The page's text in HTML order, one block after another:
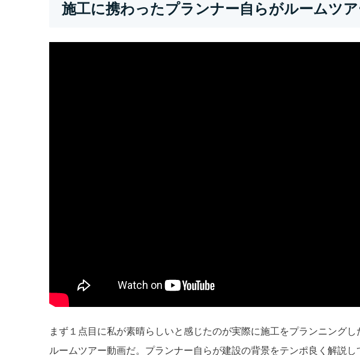
施工に携わったプランナー自らがルームツ
まず１点目に私が素晴らしいと感じたのが実際に施工をプランニング
ルームツアー動画だ。プランナー自らが建設の背景をテンポ良く解説